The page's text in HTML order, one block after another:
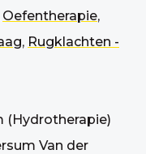
Oefentherapie,
, Rugklachten -
(Hydrotherapie)
Van der